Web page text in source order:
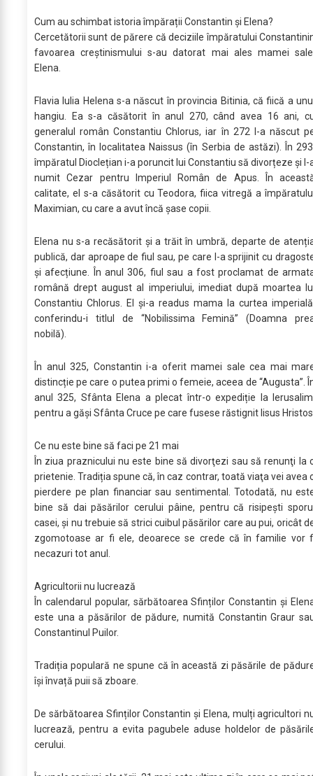
Cum au schimbat istoria împărații Constantin și Elena?
Cercetătorii sunt de părere că deciziile împăratului
favoarea creștinismului s-au datorat mai ales mamei
Elena.
Flavia Iulia Helena s-a născut în provincia Bitinia, că fiică a
hangiu. Ea s-a căsătorit în anul 270, când avea 16 ani,
generalul român Constantiu Chlorus, iar în 272 l-a născut
Constantin, în localitatea Naissus (în Serbia de astăzi). În
împăratul Dioclețian i-a poruncit lui Constantiu să divorțeze și l-
numit Cezar pentru Imperiul Român de Apus. În
calitate, el s-a căsătorit cu Teodora, fiica vitregă a
Maximian, cu care a avut încă șase copii.
Elena nu s-a recăsătorit și a trăit în umbră, departe de
publică, dar aproape de fiul sau, pe care l-a sprijinit cu
și afecțiune. În anul 306, fiul sau a fost proclamat de
română drept august al imperiului, imediat după moartea
Constantiu Chlorus. El și-a readus mama la curtea
conferindu-i titlul de “Nobilissima Femină” (Doamna
nobilă).
În anul 325, Constantin i-a oferit mamei sale cea mai
distincție pe care o putea primi o femeie, aceea de “Augusta”.
anul 325, Sfânta Elena a plecat într-o expediție la
pentru a găși Sfânta Cruce pe care fusese răstignit Iisus
Ce nu este bine să faci pe 21 mai
În ziua praznicului nu este bine să divorţezi sau să renunţi la
prietenie. Tradiția spune că, în caz contrar, toată viaţa vei avea
pierdere pe plan financiar sau sentimental. Totodată, nu
bine să dai păsărilor cerului pâine, pentru că risipeşti
casei, și nu trebuie să strici cuibul păsărilor care au pui, oricât
zgomotoase ar fi ele, deoarece se crede că în familie vor
necazuri tot anul.
Agricultorii nu lucrează
În calendarul popular, sărbătoarea Sfinților Constantin și
este una a păsărilor de pădure, numită Constantin Graur
Constantinul Puilor.
Tradiția populară ne spune că în această zi păsările de
își învață puii să zboare.
De sărbătoarea Sfinților Constantin și Elena, mulți agricultori
lucrează, pentru a evita pagubele aduse holdelor de
cerului.